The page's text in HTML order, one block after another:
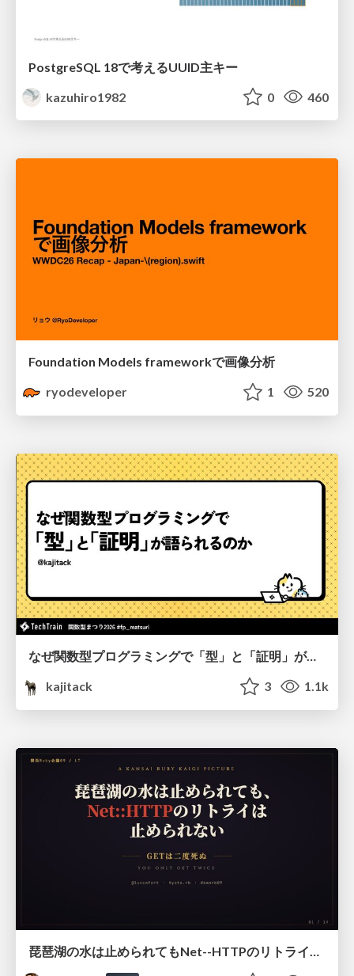
PostgreSQL 18で考えるUUID主キー
kazuhiro1982
0 460
Foundation Models frameworkで画像分析
ryodeveloper
1 520
なぜ関数型プログラミングで「型」と「証明」が語られるのか #fp_matsuri
kajitack
3 1.1k